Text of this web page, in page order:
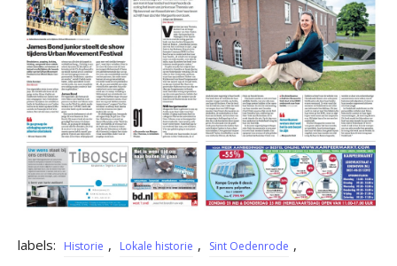
labels: Historie , Lokale historie , Sint Oedenrode ,